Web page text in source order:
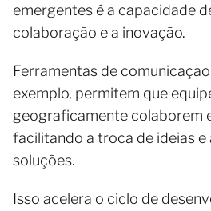
emergentes é a capacidade
colaboração e a inovação.
Ferramentas de
exemplo, permitem que
geograficamente colaborem
facilitando a troca de ideias
soluções.
Isso acelera o ciclo de